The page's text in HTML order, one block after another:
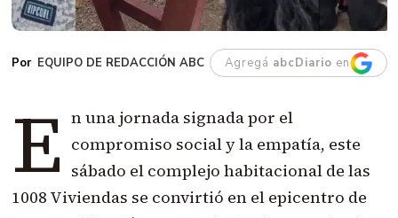
EQUIPO DE REDACCIÓN ABC Agregá abcDiario en
E n una jornada signada por el
compromiso social y la empatía, este
sábado el complejo habitacional de las
1008 Viviendas se convirtió en el epicentro de